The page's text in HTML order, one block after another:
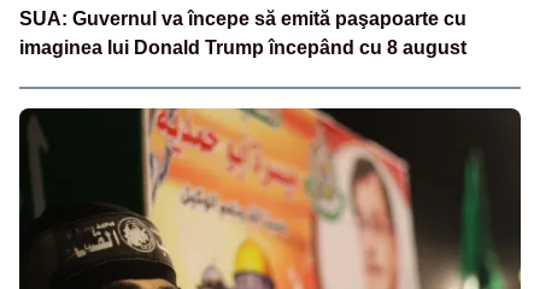
SUA: Guvernul va începe să emită paşapoarte cu
imaginea lui Donald Trump începând cu 8 august